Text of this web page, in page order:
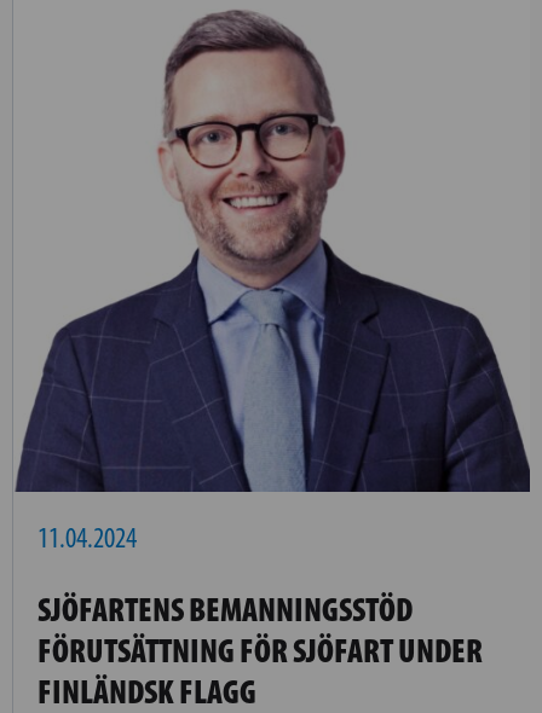
11.04.2024
SJÖFARTENS BEMANNINGSSTÖD
FÖRUTSÄTTNING FÖR SJÖFART UNDER
FINLÄNDSK FLAGG